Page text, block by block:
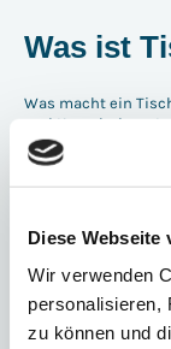
Diese Webseite
Wir verwenden
personalisieren,
zu können und
Was ist
Was macht ein
und Kontaktdaten!
TischZauberKunst
Dibowski aus NRW.